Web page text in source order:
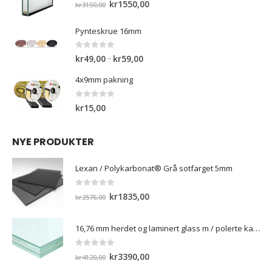
kr3150,00 Opprinnelig
var:
kr3150,00.
kr1550,00Nåværende
Pynteskrue 16mm
0 out of 5
kr49,00– kr59,00Prisområde:
4x9mm pakning
0kr15,00
NYE PRODUKTER
Lexan / Polykarbonat® Grå sotfarget 5mm
out of 5
kr2576,00 Opprinnelig
kr2576,00.
kr1835,00Nåværende
kr1835,00.
16,76 mm herdet og laminert glass m / polerte kanter
out of 5
kr4120,00 Opprinnelig
kr3390,00Nåværende